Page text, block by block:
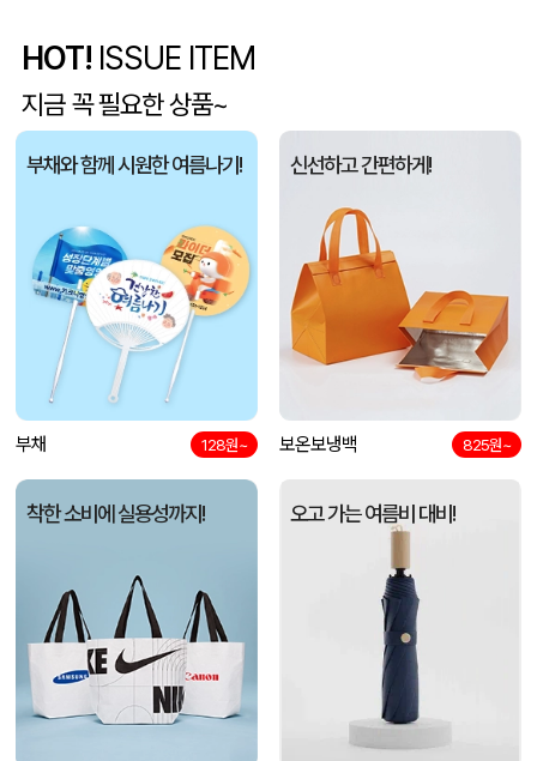
유OO
이OO 사각니들펜(0.7) 08-07
전OO [26년 설]CJ 스마트초이스 L호
김OO 접이식 장바구니 포켓가방 3종 1P 08-07
담OO 08-07
노OO 08-07
노OO 원형 팬시 (2컬러) 부채 (150∅~190∅) 08-07
HOT! ISSUE ITEM
지금 꼭 필요한 상품~
부채와 함께 시원한 여름나기!
부채 128원~
신선하고 간편하게!
보온보냉백 825원~
착한 소비에 실용성까지! 오고 가는 여름비 대비!